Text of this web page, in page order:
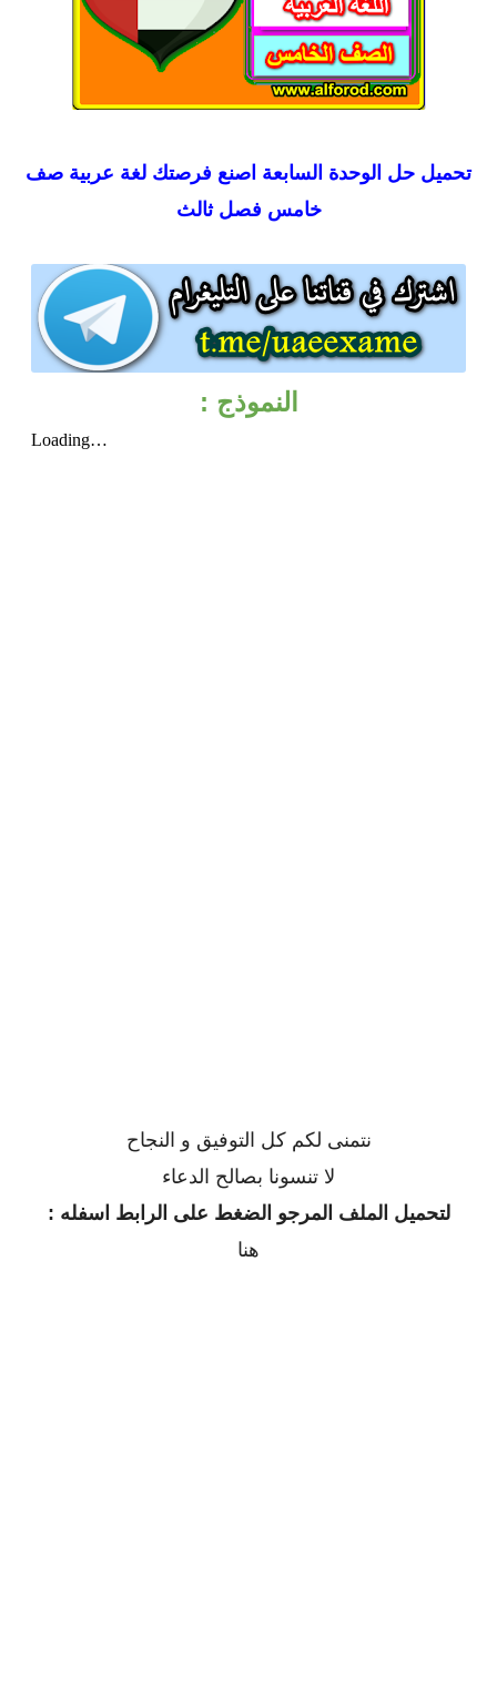
تحميل حل الوحدة السابعة اصنع فرصتك لغة عربية صف
خامس فصل ثالث
النموذج :
نتمنى لكم كل التوفيق و النجاح
لا تنسونا بصالح الدعاء
لتحميل الملف المرجو الضغط على الرابط اسفله :
هنا